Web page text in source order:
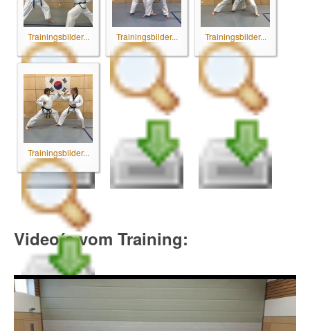
Trainingsbilder... Trainingsbilder... Trainingsbilder...
Trainingsbilder...
Video´s vom Training: